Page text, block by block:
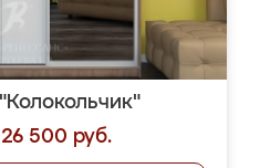
500 руб.